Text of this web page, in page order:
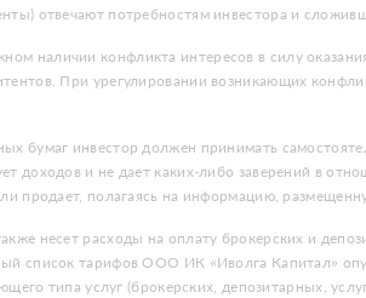
отвечают потребностям инвестора и
наличии конфликта интересов в силу
При урегулировании возникающих
бумаг инвестор должен принимать
и не дает каких-либо заверений в
продает, полагаясь на информацию,
несет расходы на оплату брокерских и
список тарифов ООО ИК «Иволга Капитал»
типа услуг (брокерских, депозитарных,